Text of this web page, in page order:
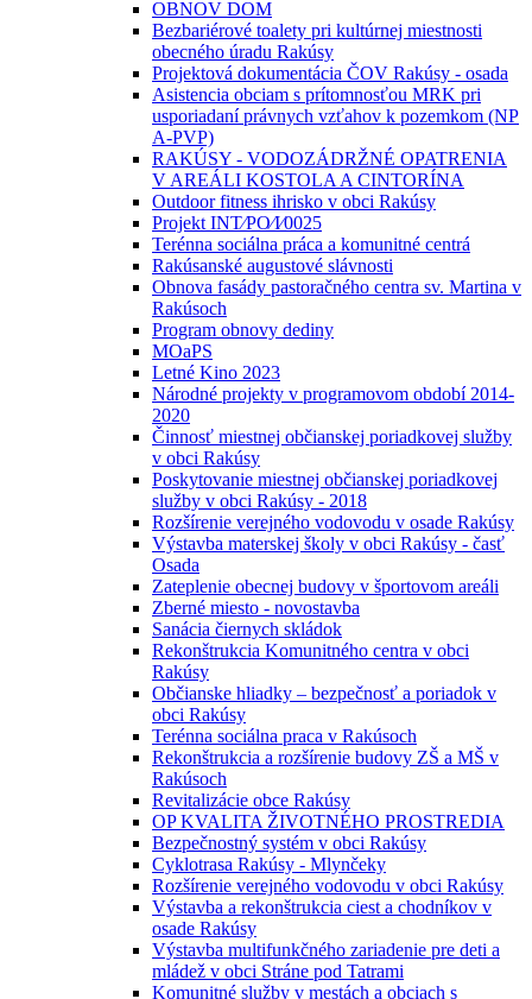
OBNOV DOM
Bezbariérové toalety pri kultúrnej miestnosti
obecného úradu Rakúsy
Projektová dokumentácia ČOV Rakúsy - osada
Asistencia obciam s prítomnosťou MRK pri
usporiadaní právnych vzťahov k pozemkom (NP
A-PVP)
RAKÚSY - VODOZÁDRŽNÉ OPATRENIA
V AREÁLI KOSTOLA A CINTORÍNA
Outdoor fitness ihrisko v obci Rakúsy
Projekt INT⁄PO⁄I⁄0025
Terénna sociálna práca a komunitné centrá
Rakúsanské augustové slávnosti
Obnova fasády pastoračného centra sv. Martina v
Rakúsoch
Program obnovy dediny
MOaPS
Letné Kino 2023
Národné projekty v programovom období 2014-
2020
Činnosť miestnej občianskej poriadkovej služby
v obci Rakúsy
Poskytovanie miestnej občianskej poriadkovej
služby v obci Rakúsy - 2018
Rozšírenie verejného vodovodu v osade Rakúsy
Výstavba materskej školy v obci Rakúsy - časť
Osada
Zateplenie obecnej budovy v športovom areáli
Zberné miesto - novostavba
Sanácia čiernych skládok
Rekonštrukcia Komunitného centra v obci
Rakúsy
Občianske hliadky – bezpečnosť a poriadok v
obci Rakúsy
Terénna sociálna praca v Rakúsoch
Rekonštrukcia a rozšírenie budovy ZŠ a MŠ v
Rakúsoch
Revitalizácie obce Rakúsy
OP KVALITA ŽIVOTNÉHO PROSTREDIA
Bezpečnostný systém v obci Rakúsy
Cyklotrasa Rakúsy - Mlynčeky
Rozšírenie verejného vodovodu v obci Rakúsy
Výstavba a rekonštrukcia ciest a chodníkov v
osade Rakúsy
Výstavba multifunkčného zariadenie pre deti a
mládež v obci Stráne pod Tatrami
Komunitné služby v mestách a obciach s